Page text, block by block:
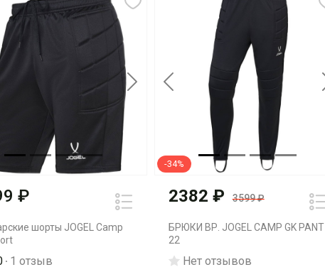
Next
₽
шорты JOGEL Camp
1 отзыв
-34%
Previous
2382 ₽ 3599 ₽
БРЮКИ ВР. JOGEL CAMP GK PANT
22
Нет отзывов